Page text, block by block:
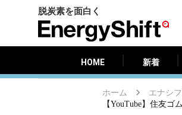
脱炭素を面白く
ジ
ー
フ
HOME 新着
HOME
ホーム エナシ
【YouTube】住友